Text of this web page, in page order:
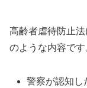
高齢者虐待防止
のような内容です
警察が認知し